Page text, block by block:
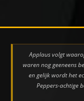
Applaus volgt
waren nog geeneens
en gelijk wordt het
Peppers-achtige